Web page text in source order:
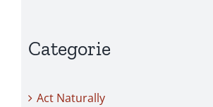
Categorie
Act Naturally